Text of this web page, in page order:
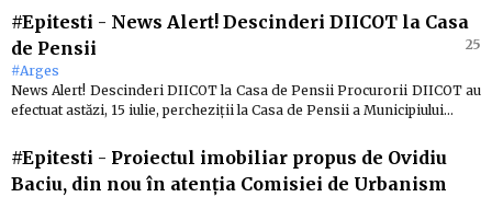
#Epitesti - News Alert! Descinderi DIICOT la Casa
de Pensii
25
#Arges
News Alert! Descinderi DIICOT la Casa de Pensii Procurorii DIICOT au
efectuat astăzi, 15 iulie, percheziții la Casa de Pensii a Municipiului…
#Epitesti - Proiectul imobiliar propus de Ovidiu
Baciu, din nou în atenția Comisiei de Urbanism